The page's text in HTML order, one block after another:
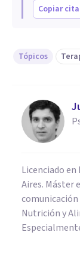
Copiar cita
Tópicos
Licenciado
Aires. Máster
Nutrición y